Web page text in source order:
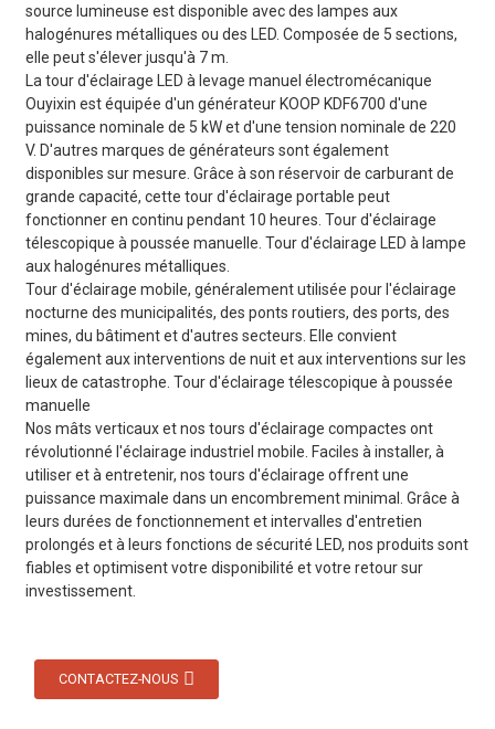
source lumineuse est disponible avec des lampes aux
halogénures métalliques ou des LED. Composée de 5 sections,
elle peut s'élever jusqu'à 7 m.
La tour d'éclairage LED à levage manuel électromécanique
Ouyixin est équipée d'un générateur KOOP KDF6700 d'une
puissance nominale de 5 kW et d'une tension nominale de 220
V. D'autres marques de générateurs sont également
disponibles sur mesure. Grâce à son réservoir de carburant de
grande capacité, cette tour d'éclairage portable peut
fonctionner en continu pendant 10 heures. Tour d'éclairage
télescopique à poussée manuelle. Tour d'éclairage LED à lampe
aux halogénures métalliques.
Tour d'éclairage mobile, généralement utilisée pour l'éclairage
nocturne des municipalités, des ponts routiers, des ports, des
mines, du bâtiment et d'autres secteurs. Elle convient
également aux interventions de nuit et aux interventions sur les
lieux de catastrophe. Tour d'éclairage télescopique à poussée
manuelle
Nos mâts verticaux et nos tours d'éclairage compactes ont
révolutionné l'éclairage industriel mobile. Faciles à installer, à
utiliser et à entretenir, nos tours d'éclairage offrent une
puissance maximale dans un encombrement minimal. Grâce à
leurs durées de fonctionnement et intervalles d'entretien
prolongés et à leurs fonctions de sécurité LED, nos produits sont
fiables et optimisent votre disponibilité et votre retour sur
investissement.
CONTACTEZ-NOUS